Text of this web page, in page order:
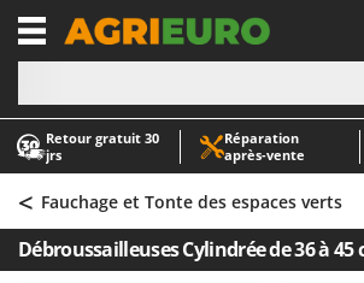
Retour gratuit 30
jrs
Réparation
après‑vente
-1
A
Abris de jardin
Accessoires pour tracteurs
Aérateurs Scarificateurs pour
Arracheuses de pommes de
A
AgriEuro Premium
AgriEuro TOP-LINE
AGT
< Fauchage et Tonte des espaces verts
Débroussailleuses Cylindrée de 36 à 45